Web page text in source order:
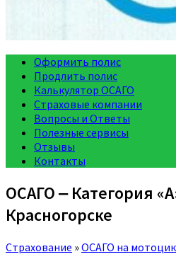
Оформить полис
Продлить полис
Калькулятор ОСАГО
Страховые компании
Вопросы и Ответы
Полезные сервисы
Отзывы
Контакты
ОСАГО ‒ Категория
Красногорске
Страхование »ОСАГО на